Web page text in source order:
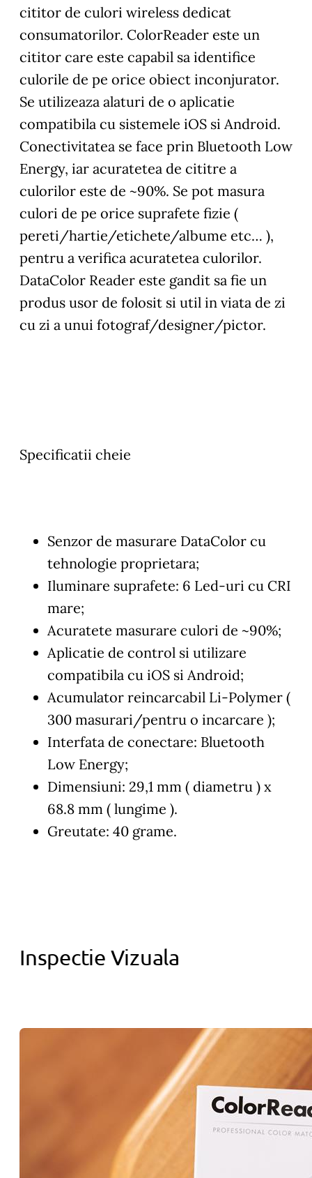
cititor de culori wireless dedicat
consumatorilor. ColorReader este un
cititor care este capabil sa identifice
culorile de pe orice obiect inconjurator.
Se utilizeaza alaturi de o aplicatie
compatibila cu sistemele iOS si Android.
Conectivitatea se face prin Bluetooth Low
Energy, iar acuratetea de cititre a
culorilor este de ~90%. Se pot masura
culori de pe orice suprafete fizie (
pereti/hartie/etichete/albume etc… ),
pentru a verifica acuratetea culorilor.
DataColor Reader este gandit sa fie un
produs usor de folosit si util in viata de zi
cu zi a unui fotograf/designer/pictor.
Specificatii cheie
Senzor de masurare DataColor cu
tehnologie proprietara;
Iluminare suprafete: 6 Led-uri cu CRI
mare;
Acuratete masurare culori de ~90%;
Aplicatie de control si utilizare
compatibila cu iOS si Android;
Acumulator reincarcabil Li-Polymer (
300 masurari/pentru o incarcare );
Interfata de conectare: Bluetooth
Low Energy;
Dimensiuni: 29,1 mm ( diametru ) x
68.8 mm ( lungime ).
Greutate: 40 grame.
Inspectie Vizuala